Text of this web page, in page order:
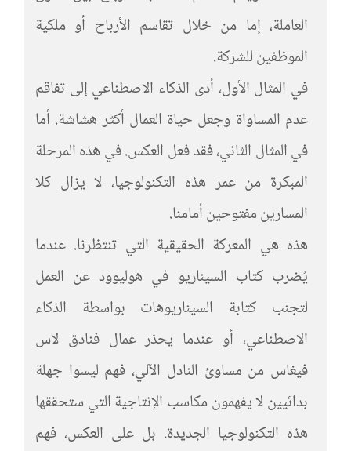
العاملة، إما من خلال تقاسم الأرباح أو ملكية
الموظفين للشركة.
في المثال الأول، أدى الذكاء الاصطناعي إلى تفاقم
عدم المساواة وجعل حياة العمال أكثر هشاشة. أما
في المثال الثاني، فقد فعل العكس. في هذه المرحلة
المبكرة من عمر هذه التكنولوجيا، لا يزال كلا
المسارين مفتوحين أمامنا.
هذه هي المعركة الحقيقية التي تنتظرنا. عندما
يُضرب كتاب السيناريو في هوليوود عن العمل
لتجنب كتابة السيناريوهات بواسطة الذكاء
الاصطناعي، أو عندما يحذر عمال فنادق لاس
فيغاس من مساوئ النادل الآلي، فهم ليسوا جهلة
بدائيين لا يفهمون مكاسب الإنتاجية التي ستحققها
هذه التكنولوجيا الجديدة. بل على العكس، فهم